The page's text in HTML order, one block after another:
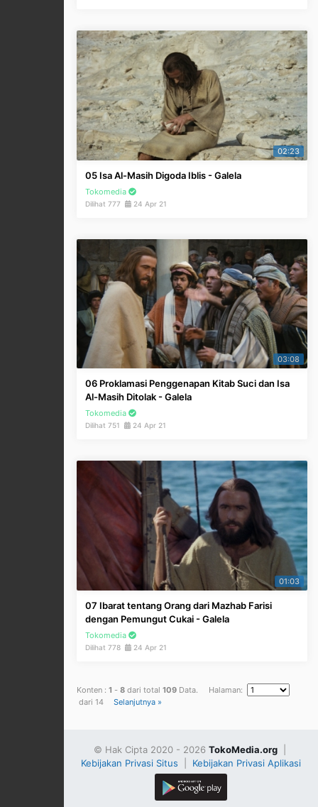
02:23
05 Isa Al-Masih Digoda Iblis - Galela
Tokomedia
Dilihat 777 24 Apr 21
03:08
06 Proklamasi Penggenapan Kitab Suci dan Isa
Al-Masih Ditolak - Galela
Tokomedia
Dilihat 751 24 Apr 21
01:03
07 Ibarat tentang Orang dari Mazhab Farisi
dengan Pemungut Cukai - Galela
Tokomedia
Dilihat 778 24 Apr 21
Konten : 1 - 8 dari total 109 Data. Halaman:
dari 14
Selanjutnya »
© Hak Cipta 2020 - 2026 TokoMedia.org|
Kebijakan Privasi Situs
Kebijakan Privasi Aplikasi